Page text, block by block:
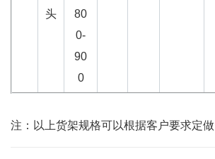
头
80
0-
90
0
注：以上货架规格可以根据客户要求定做